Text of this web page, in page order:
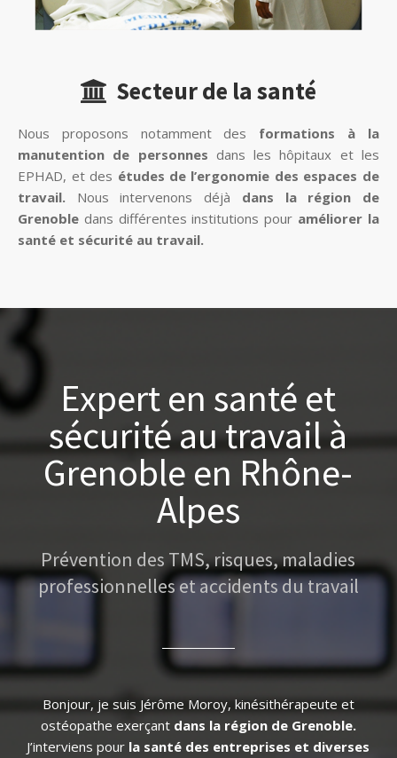
Secteur de la santé
Nous proposons notamment des formations à la
manutention de personnes dans les hôpitaux et les
EPHAD, et des études de l’ergonomie des espaces de
travail. Nous intervenons déjà dans la région de
Grenoble dans différentes institutions pour améliorer la
santé et sécurité au travail.
Expert en santé et
sécurité au travail à
Grenoble en Rhône-
Alpes
Prévention des TMS, risques, maladies
professionnelles et accidents du travail
Bonjour, je suis Jérôme Moroy, kinésithérapeute et
ostéopathe exerçant dans la région de Grenoble.
J’interviens pour la santé des entreprises et diverses